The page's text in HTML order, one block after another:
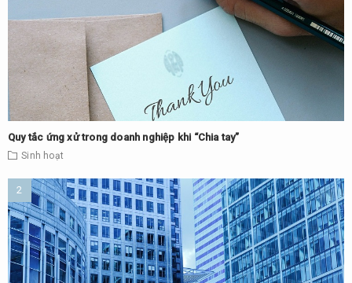
Quy tắc ứng xử trong doanh nghiệp khi “Chia tay”
Sinh hoạt